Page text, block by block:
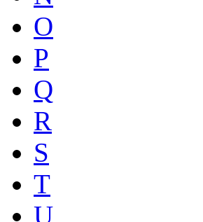
O
P
Q
R
S
T
U